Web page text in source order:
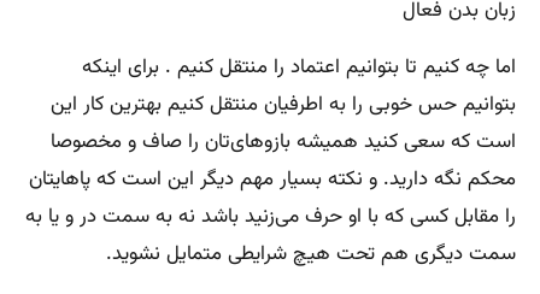
زبان بدن فعال
اما چه کنیم تا بتوانیم اعتماد را منتقل کنیم . برای اینکه
بتوانیم حس خوبی را به اطرفیان منتقل کنیم بهترین کار این
است که سعی کنید همیشه بازوهای‌تان را صاف و مخصوصا
محکم نگه دارید. و نکته بسیار مهم دیگر این است که پاهایتان
را مقابل کسی که با او حرف می‌زنید باشد نه به سمت در و یا به‌
سمت دیگری هم تحت هیچ شرایطی متمایل نشوید.